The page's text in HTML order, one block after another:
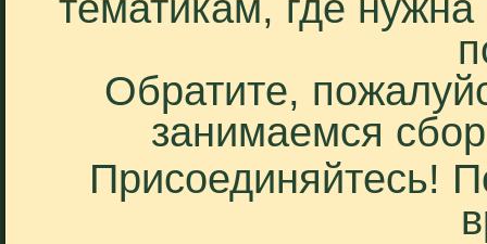
Обратите,
занимаемся
Присоединяйтесь!